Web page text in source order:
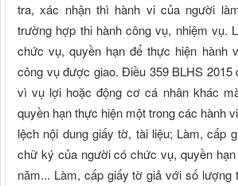
tra, xác nhận thì hành vi của người
trường hợp thi hành công vụ, nhiệm vụ.
chức vụ, quyền hạn để thực hiện hành
công vụ được giao. Điều 359 BLHS 2015
vì vụ lợi hoặc động cơ cá nhân khác
quyền hạn thực hiện một trong các hành
lệch nội dung giấy tờ, tài liệu; Làm, cấp
chữ ký của người có chức vụ, quyền
năm... Làm, cấp giấy tờ giả với số lượng